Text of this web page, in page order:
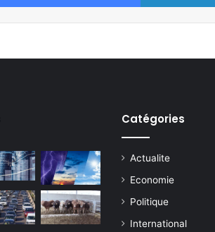
Catégories
Actualite
Economie
Politique
International